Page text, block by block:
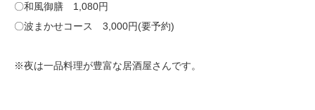
〇和風御膳 1,080円
〇波まかせコース 3,000円(要予約)
※夜は一品料理が豊富な居酒屋さんです。